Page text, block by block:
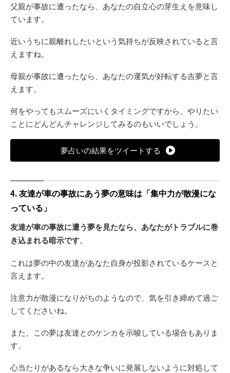
父親が事故に遭ったなら、あなたの自立心の芽生えを意味し
ています。
近いうちに親離れしたいという気持ちが反映されていると言
えますね。
母親が事故に遭ったなら、あなたの運気が好転する吉夢と言
えます。
何をやってもスムーズにいくタイミングですから、やりたい
ことにどんどんチャレンジしてみるのもいいでしょう。
夢占いの結果をツイートする
4. 友達が車の事故にあう夢の意味は「集中力が散漫にな
っている」
友達が車の事故に遭う夢を見たなら、あなたがトラブルに巻
き込まれる暗示です。
これは夢の中の友達があなた自身が投影されているケースと
言えます。
注意力が散漫になりがちのようなので、気を引き締めて過ご
してくださいね。
また、この夢は友達とのケンカを示唆している場合もありま
す。
心当たりがあるなら大きな争いに発展しないように対処して